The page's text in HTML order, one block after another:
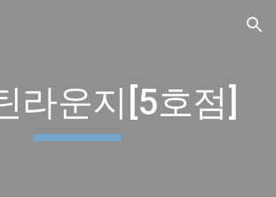
Skip to navigation
라운지[5호점]